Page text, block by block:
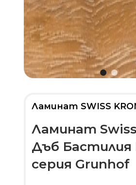
Ламинат SWISS
Ламинат
Дъб Бастилия
серия Grunhof